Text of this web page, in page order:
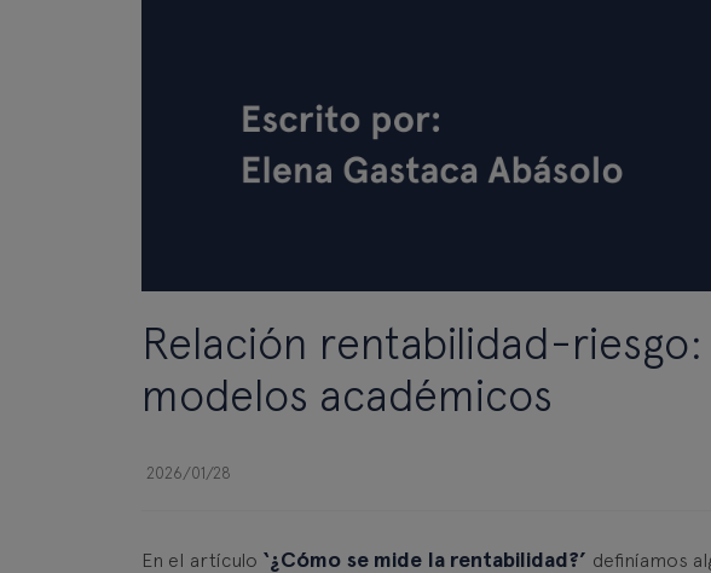
Relación rentabilidad-riesgo:
modelos académicos
2026/01/28
En el artículo ‘¿Cómo se mide la rentabilidad?’ definíamos